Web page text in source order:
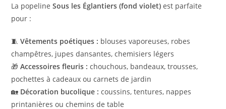
La popelineSous les Églantiers (fond violet) est parfaite
pour :
🧵Vêtements poétiques : blouses vaporeuses, robes
champêtres, jupes dansantes, chemisiers légers
🎁Accessoires fleuris : chouchous, bandeaux, trousses,
pochettes à cadeaux ou carnets de jardin
🏡 Décoration bucolique : coussins, tentures, nappes
printanières ou chemins de table